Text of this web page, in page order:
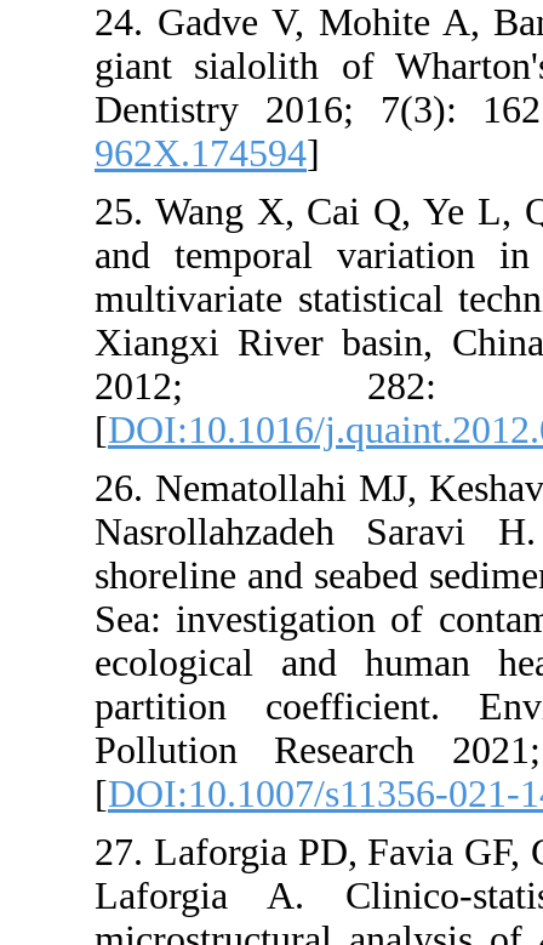
24. Gadve
giant
25. Wang
and
Xiangxi
[
26.
shoreline
Sea:
partition
Pollution
[
27.
Laforgia